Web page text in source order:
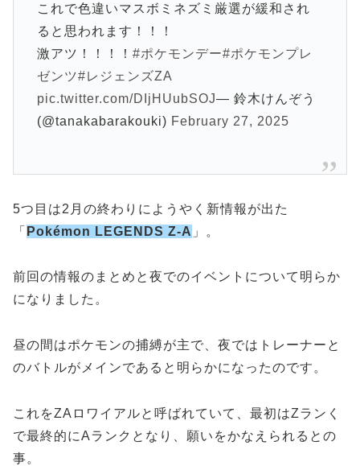
これで色違いマスボミネズミ厳選が緩和され
ると思われます！！！
激アツ！！！！ #ポケモンデー#ポケモンプレ
ゼンツ#レジェンズZA
pic.twitter.com/DIjHUubSOJ— 鈴木けんぞう
(@tanakabarakouki) February 27, 2025
5つ目は2月の終わりにようやく新情報が出た
「 Pokémon LEGENDS Z-A 」。
前回の情報のまとめと夜でのイベントについて明らか
になりました。
昼の間はポケモンの捕縛が主で、夜ではトレーナーと
のバトルがメインであると明らかになったのです。
これをZAロワイアルと呼ばれていて、最初はZランく
で最終的にAランクとなり、願いをかなえられるとの
事。